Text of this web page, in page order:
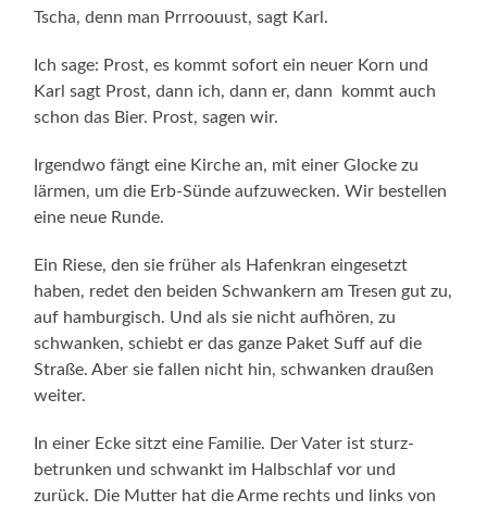
Tscha, denn man Prrroouust, sagt Karl.
Ich sage: Prost, es kommt sofort ein neuer Korn und
Karl sagt Prost, dann ich, dann er, dann kommt auch
schon das Bier. Prost, sagen wir.
Irgendwo fängt eine Kirche an, mit einer Glocke zu
lärmen, um die Erb-Sünde aufzuwecken. Wir bestellen
eine neue Runde.
Ein Riese, den sie früher als Hafenkran eingesetzt
haben, redet den beiden Schwankern am Tresen gut zu,
auf hamburgisch. Und als sie nicht aufhören, zu
schwanken, schiebt er das ganze Paket Suff auf die
Straße. Aber sie fallen nicht hin, schwanken draußen
weiter.
In einer Ecke sitzt eine Familie. Der Vater ist sturz-
betrunken und schwankt im Halb­schlaf vor und
zurück. Die Mutter hat die Arme rechts und links von